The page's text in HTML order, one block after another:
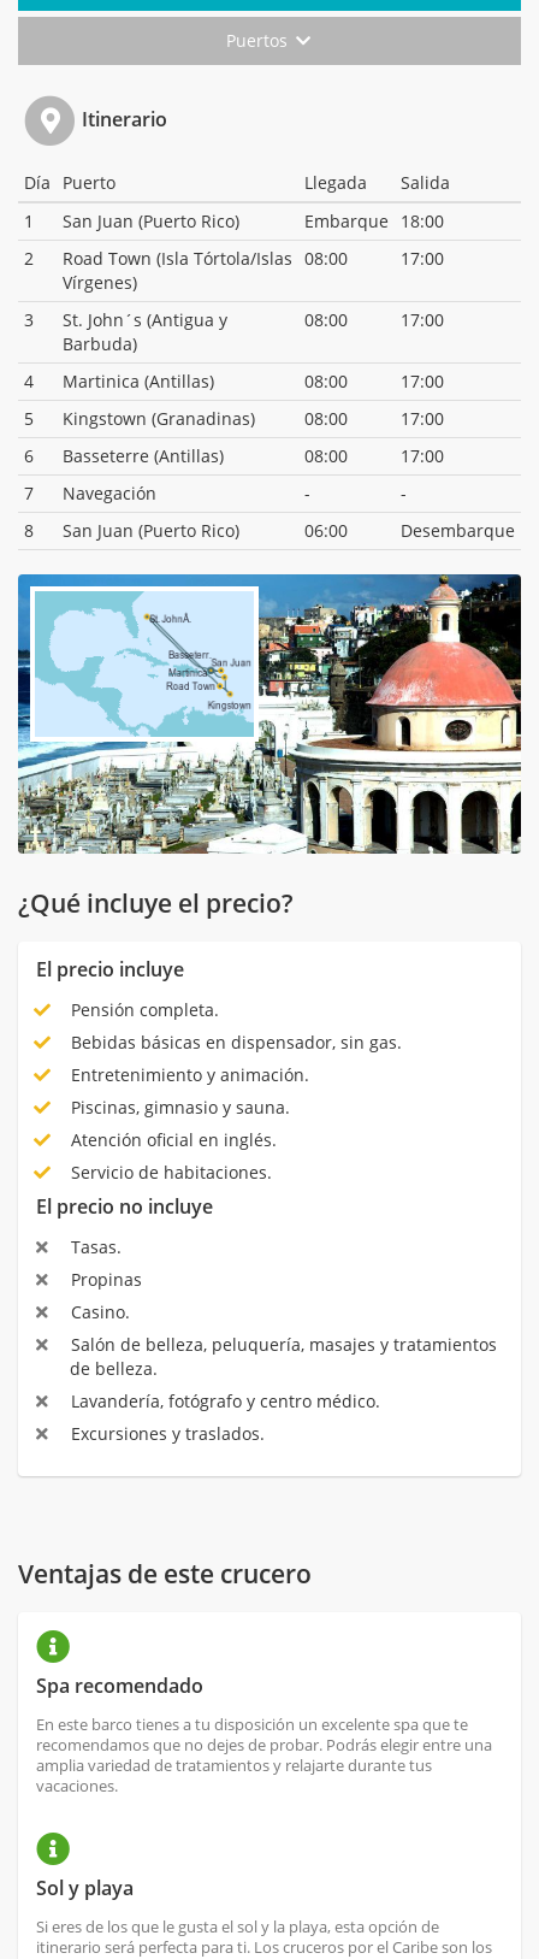
Puertos
Itinerario
Día Puerto Llegada
Salida
1
San Juan (Puerto Rico) Embarque
18:00
2
Road Town (Isla Tórtola/Islas
Vírgenes)
08:00 17:00
3
St. John´s (Antigua y
Barbuda)
08:00 17:00
4 Martinica (Antillas) 08:00
17:00
5
Kingstown (Granadinas) 08:00
17:00
6
Basseterre (Antillas) 08:00
17:00
7
Navegación -
-
8
San Juan (Puerto Rico) 06:00 Desembarque
¿Qué incluye el precio?
El precio incluye
Pensión completa.
Bebidas básicas en dispensador, sin gas.
Entretenimiento y animación.
Piscinas, gimnasio y sauna.
Atención oficial en inglés.
Servicio de habitaciones.
El precio no incluye
Tasas.
Propinas
Casino.
Salón de belleza, peluquería, masajes y tratamientos
de belleza.
Lavandería, fotógrafo y centro médico.
Excursiones y traslados.
Ventajas de este crucero
Spa recomendado
En este barco tienes a tu disposición un excelente spa que te
recomendamos que no dejes de probar. Podrás elegir entre una
amplia variedad de tratamientos y relajarte durante tus
vacaciones.
Sol y playa
Si eres de los que le gusta el sol y la playa, esta opción de
itinerario será perfecta para ti. Los cruceros por el Caribe son los